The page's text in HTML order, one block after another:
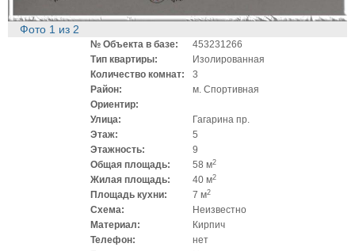
Фото 1 из 2
№ Объекта в базе:
453231266
Тип квартиры:
Изолированная
Количество комнат:
3
Район:
м. Спортивная
Ориентир:
Улица:
Гагарина пр.
Этаж:
5
Этажность:
9
Общая площадь:
58 м2
Жилая площадь: 40 м2
Площадь кухни: 7 м2
Схема:
Неизвестно
Материал:
Кирпич
Телефон:
нет